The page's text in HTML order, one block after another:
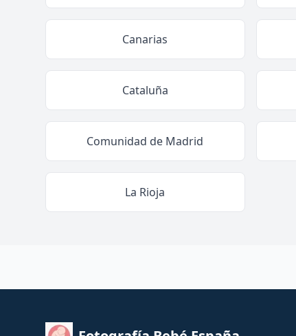
Canarias
Cataluña
Comunidad de Madrid
La Rioja